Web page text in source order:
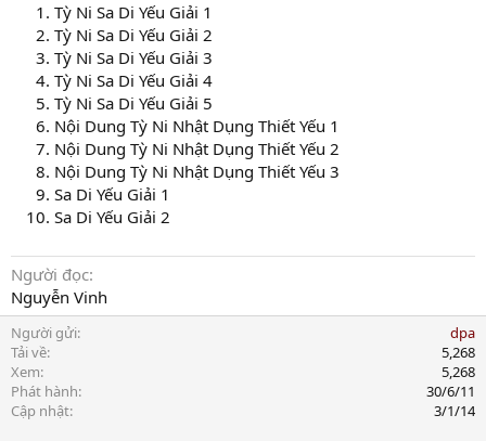
Tỳ Ni Sa Di Yếu Giải 1
Tỳ Ni Sa Di Yếu Giải 2
Tỳ Ni Sa Di Yếu Giải 3
Tỳ Ni Sa Di Yếu Giải 4
Tỳ Ni Sa Di Yếu Giải 5
Nội Dung Tỳ Ni Nhật Dụng Thiết Yếu 1
Nội Dung Tỳ Ni Nhật Dụng Thiết Yếu 2
Nội Dung Tỳ Ni Nhật Dụng Thiết Yếu 3
Sa Di Yếu Giải 1
Sa Di Yếu Giải 2
Người đọc
Nguyễn Vinh
Người gửi
dpa
Tải về
5,268
Xem
5,268
Phát hành
30/6/11
Cập nhật
3/1/14